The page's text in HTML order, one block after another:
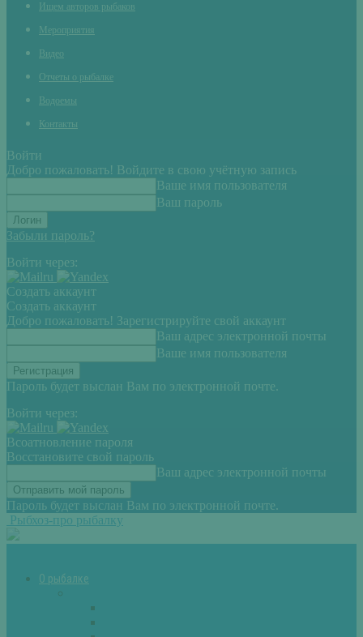
Ищем авторов рыбаков
Мероприятия
Видео
Отчеты о рыбалке
Водоемы
Контакты
Войти
Добро пожаловать! Войдите в свою учётную запись
Ваше имя пользователя
Ваш пароль
Забыли пароль?
Войти через:
Создать аккаунт
Создать аккаунт
Добро пожаловать! Зарегистрируйте свой аккаунт
Ваш адрес электронной почты
Ваше имя пользователя
Пароль будет выслан Вам по электронной почте.
Войти через:
Всоатновление пароля
Восстановите свой пароль
Ваш адрес электронной почты
Пароль будет выслан Вам по электронной почте.
Рыбхоз-про рыбалку
О рыбалке